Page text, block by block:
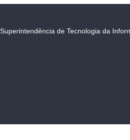
Superintendência de Tecnologia da